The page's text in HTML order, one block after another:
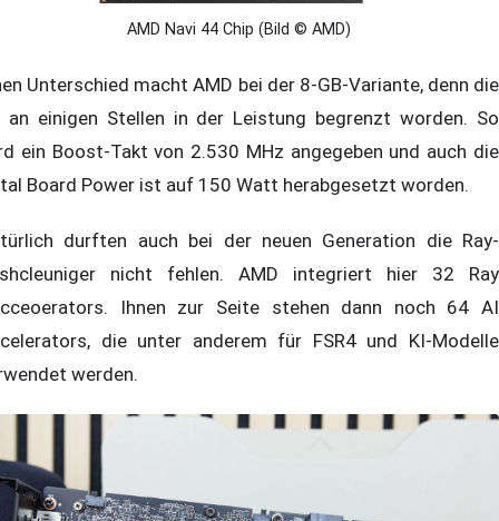
AMD Navi 44 Chip (Bild © AMD)
Unterschied macht AMD bei der 8-GB-Variante, denn die
einigen Stellen in der Leistung begrenzt worden. So
ein Boost-Takt von 2.530 MHz angegeben und auch die
Board Power ist auf 150 Watt herabgesetzt worden.
durften auch bei der neuen Generation die Ray-
nicht fehlen. AMD integriert hier 32 Ray
Ihnen zur Seite stehen dann noch 64 AI
die unter anderem für FSR4 und KI-Modelle
werden.